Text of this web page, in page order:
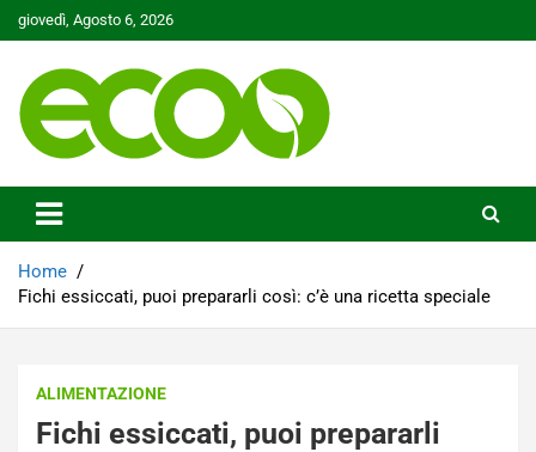
Skip
to
giovedì, Agosto 6, 2026
Ecoo.it
Home
Fichi essiccati, puoi prepararli così: c’è una ricetta speciale
ALIMENTAZIONE
Fichi essiccati, puoi prepararli